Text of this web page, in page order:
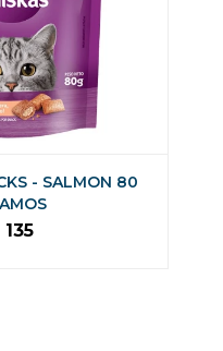
- SALMON 80
135